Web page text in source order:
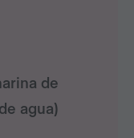
de
agua)